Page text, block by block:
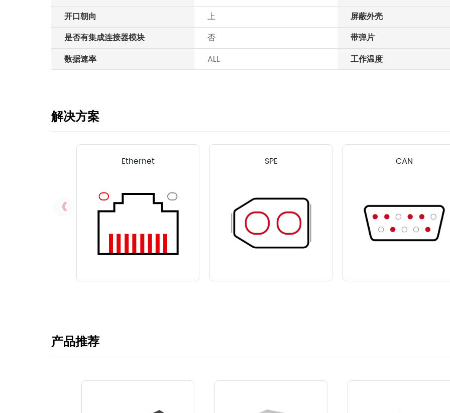
开口朝向
上
是否有集成连接器模块
否
数据速率
ALL
屏蔽外壳
带弹片
工作温度
解决方案
Ethernet SPE CAN
产品推荐